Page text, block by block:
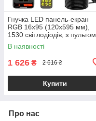
Гнучка LED панель-екран
RGB 16x95 (120x595 мм),
1530 світлодіодів, з пультом
та USB
В наявності
1 626 ₴ 2 616 ₴
Купити
Про нас